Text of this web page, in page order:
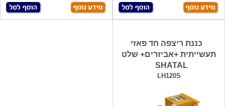
כננת ריצפה חד פאזי
תעשייתית +אביזרים+ שלט
SHATAL
LH120S